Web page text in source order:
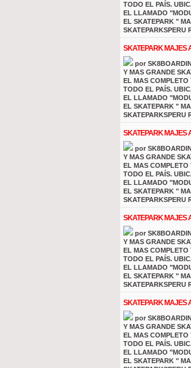
TODO EL PAÍS.
EL LLAMADO
EL SKATEPARK "
SKATEPARKSPERU
SKATEPARK MAJES
por
Y MAS GRANDE
EL MAS COMPLETO
TODO EL PAÍS.
EL LLAMADO
EL SKATEPARK "
SKATEPARKSPERU
SKATEPARK MAJES
por
Y MAS GRANDE
EL MAS COMPLETO
TODO EL PAÍS.
EL LLAMADO
EL SKATEPARK "
SKATEPARKSPERU
SKATEPARK MAJES
por
Y MAS GRANDE
EL MAS COMPLETO
TODO EL PAÍS.
EL LLAMADO
EL SKATEPARK "
SKATEPARKSPERU
SKATEPARK MAJES
por
Y MAS GRANDE
EL MAS COMPLETO
TODO EL PAÍS.
EL LLAMADO
EL SKATEPARK "